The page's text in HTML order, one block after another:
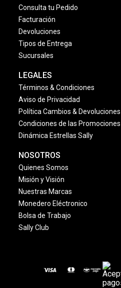
Consulta tu Pedido
Facturación
Devoluciones
Tipos de Entrega
Sucursales
LEGALES
Términos & Condiciones
Aviso de Privacidad
Política Cambios & Devoluciones
Condiciones de las Promociones
Dinámica Estrellas Sally
NOSOTROS
Quienes Somos
Misión y Visión
Nuestras Marcas
Monedero Eléctronico
Bolsa de Trabajo
Sally Club